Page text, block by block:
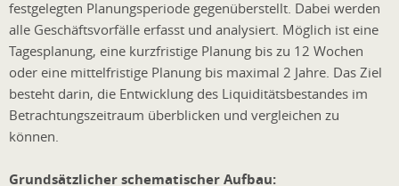
festgelegten Planungsperiode gegenüberstellt. Dabei werden
alle Geschäftsvorfälle erfasst und analysiert. Möglich ist eine
Tagesplanung, eine kurzfristige Planung bis zu 12 Wochen
oder eine mittelfristige Planung bis maximal 2 Jahre. Das Ziel
besteht darin, die Entwicklung des Liquiditätsbestandes im
Betrachtungszeitraum überblicken und vergleichen zu
können.
Grundsätzlicher schematischer Aufbau: